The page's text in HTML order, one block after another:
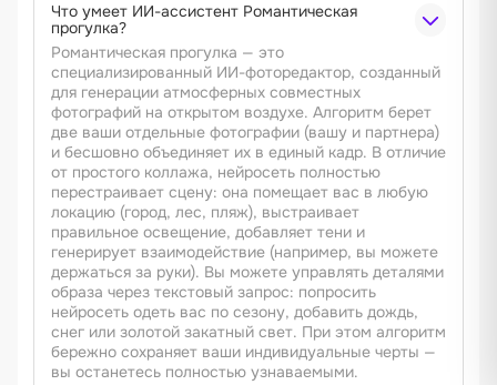
Что умеет ИИ-ассистент Романтическая
прогулка?
Романтическая прогулка — это
специализированный ИИ-фоторедактор, созданный
для генерации атмосферных совместных
фотографий на открытом воздухе. Алгоритм берет
две ваши отдельные фотографии (вашу и партнера)
и бесшовно объединяет их в единый кадр. В отличие
от простого коллажа, нейросеть полностью
перестраивает сцену: она помещает вас в любую
локацию (город, лес, пляж), выстраивает
правильное освещение, добавляет тени и
генерирует взаимодействие (например, вы можете
держаться за руки). Вы можете управлять деталями
образа через текстовый запрос: попросить
нейросеть одеть вас по сезону, добавить дождь,
снег или золотой закатный свет. При этом алгоритм
бережно сохраняет ваши индивидуальные черты —
вы останетесь полностью узнаваемыми.